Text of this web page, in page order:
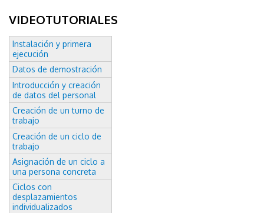
VIDEOTUTORIALES
Instalación y primera
ejecución
Datos de demostración
Introducción y creación
de datos del personal
Creación de un turno de
trabajo
Creación de un ciclo de
trabajo
Asignación de un ciclo a
una persona concreta
Ciclos con
desplazamientos
individualizados